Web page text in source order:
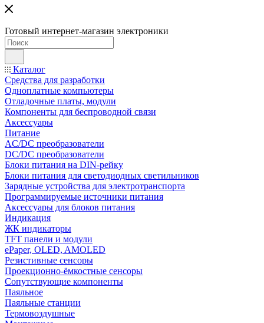
Готовый интернет-магазин электроники
Каталог
Средства для разработки
Одноплатные компьютеры
Отладочные платы, модули
Компоненты для беспроводной связи
Аксессуары
Питание
AC/DC преобразователи
DC/DC преобразователи
Блоки питания на DIN-рейку
Блоки питания для светодиодных светильников
Зарядные устройства для электротранспорта
Программируемые источники питания
Аксессуары для блоков питания
Индикация
ЖК индикаторы
TFT панели и модули
ePaper, OLED, AMOLED
Резистивные сенсоры
Проекционно-ёмкостные сенсоры
Сопутствующие компоненты
Паяльное
Паяльные станции
Термовоздушные